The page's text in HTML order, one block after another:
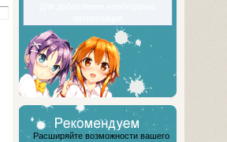
Расширяйте возможности вашего